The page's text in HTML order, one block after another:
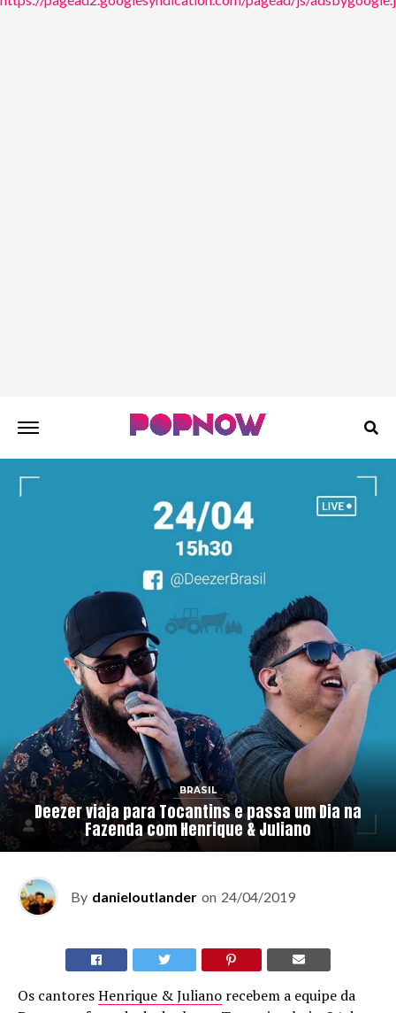
BRASIL
Deezer viaja para Tocantins e passa um Dia na
Fazenda com Henrique & Juliano
By danieloutlander on 24/04/2019
Os cantoresHenrique & Juliano recebem a equipe da